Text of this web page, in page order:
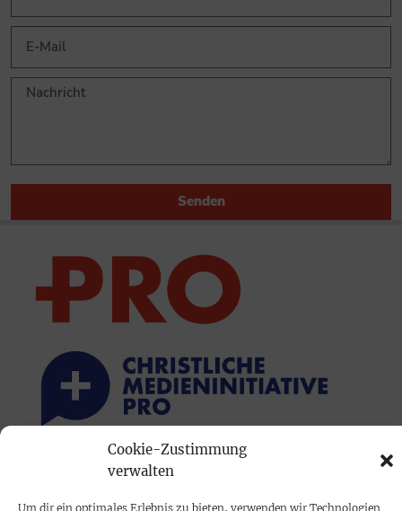
Cookie-Zustimmung
verwalten
Um dir ein optimales Erlebnis zu bieten, verwenden wir Technologien
Senden
PRINTAUSGABE
Mediadaten